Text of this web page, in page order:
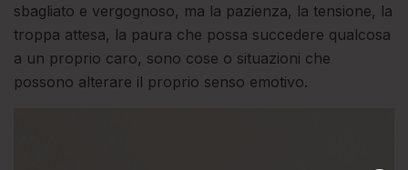
sbagliato e vergognoso, ma la pazienza, la tensione, la
troppa attesa, la paura che possa succedere qualcosa
a un proprio caro, sono cose o situazioni che
possono alterare il proprio senso emotivo.